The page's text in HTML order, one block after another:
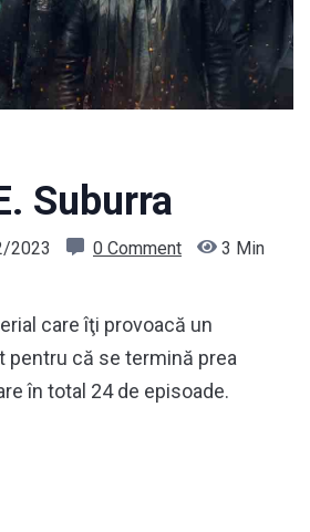
Suburra
2023 0 Comment
3 Min
care îţi provoacă un
pentru că se termină prea
în total 24 de episoade.